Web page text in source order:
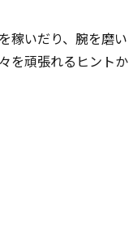
稼いだり、腕を磨い
を頑張れるヒントか